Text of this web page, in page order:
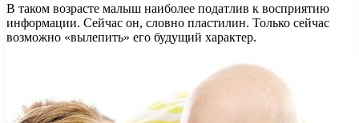
В таком возрасте малыш наиболее податлив к восприятию
информации. Сейчас он, словно пластилин. Только сейчас
возможно «вылепить» его будущий характер.